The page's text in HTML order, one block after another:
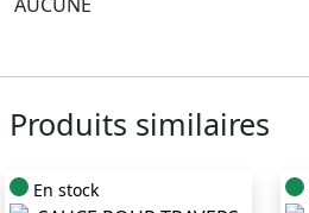
Produits similaires
En stock